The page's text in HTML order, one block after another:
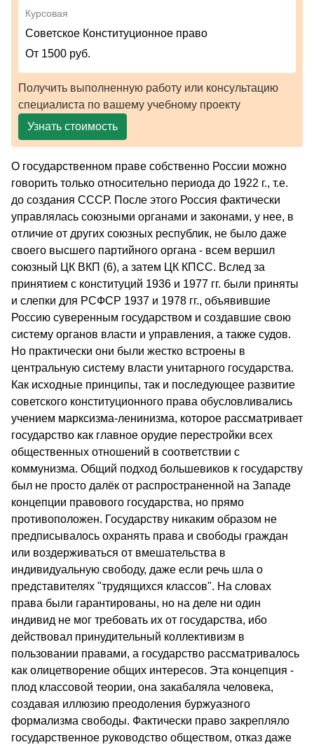
Курсовая
Советское Конституционное право
От 1500 руб.
Получить выполненную работу или консультацию
специалиста по вашему учебному проекту
Узнать стоимость
О государственном праве собственно России можно
говорить только относительно периода до 1922 г., т.е.
до создания СССР. После этого Россия фактически
управлялась союзными органами и законами, у нее, в
отличие от других союзных республик, не было даже
своего высшего партийного органа - всем вершил
союзный ЦК ВКП (6), а затем ЦК КПСС. Вслед за
принятием с конституций 1936 и 1977 гг. были приняты
и слепки для РСФСР 1937 и 1978 гг., объявившие
Россию суверенным государством и создавшие свою
систему органов власти и управления, а также судов.
Но практически они были жестко встроены в
центральную систему власти унитарного государства.
Как исходные принципы, так и последующее развитие
советского конституционного права обусловливались
учением марксизма-ленинизма, которое рассматривает
государство как главное орудие перестройки всех
общественных отношений в соответствии с
коммунизма. Общий подход большевиков к государству
был не просто далёк от распространенной на Западе
концепции правового государства, но прямо
противоположен. Государству никаким образом не
предписывалось охранять права и свободы граждан
или воздерживаться от вмешательства в
индивидуальную свободу, даже если речь шла о
представителях "трудящихся классов". На словах
права были гарантированы, но на деле ни один
индивид не мог требовать их от государства, ибо
действовал принудительный коллективизм в
пользовании правами, а государство рассматривалось
как олицетворение общих интересов. Эта концепция -
плод классовой теории, она закабаляла человека,
создавая иллюзию преодоления буржуазного
формализма свободы. Фактически право закрепляло
государственное руководство обществом, отказ даже